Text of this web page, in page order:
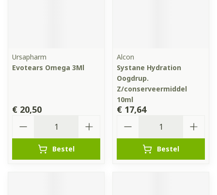
Ursapharm
Evotears Omega 3Ml
€ 20,50
Bestel
Alcon
Systane Hydration
Oogdrup.
Z/conserveermiddel
10ml
€ 17,64
Bestel